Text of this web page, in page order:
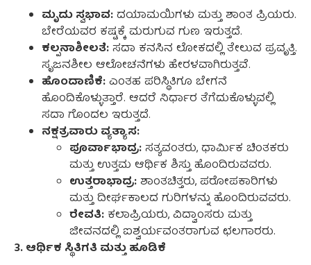
ಮೃದು ಸ್ವಭಾವ:ದಯಾಮಯಿಗಳು ಮತ್ತು ಶಾಂತ ಪ್ರಿಯರು.
ಬೇರೆಯವರ ಕಷ್ಟಕ್ಕೆ ಮರುಗುವ ಗುಣ ಇರುತ್ತದೆ.
ಕಲ್ಪನಾಶೀಲತೆ:ಸದಾ ಕನಸಿನ ಲೋಕದಲ್ಲಿ ತೇಲುವ ಪ್ರವೃತ್ತಿ.
ಸೃಜನಶೀಲ ಆಲೋಚನೆಗಳು ಹೇರಳವಾಗಿರುತ್ತವೆ.
ಹೊಂದಾಣಿಕೆ:ಎಂತಹ ಪರಿಸ್ಥಿತಿಗೂ ಬೇಗನೆ
ಹೊಂದಿಕೊಳ್ಳುತ್ತಾರೆ. ಆದರೆ ನಿರ್ಧಾರ ತೆಗೆದುಕೊಳ್ಳುವಲ್ಲಿ
ಸದಾ ಗೊಂದಲ ಇರುತ್ತದೆ.
ನಕ್ಷತ್ರವಾರು ವ್ಯತ್ಯಾಸ:
ಪೂರ್ವಾಭಾದ್ರ:ಸತ್ಯವಂತರು, ಧಾರ್ಮಿಕ ಚಿಂತಕರು
ಮತ್ತು ಉತ್ತಮ ಆರ್ಥಿಕ ಶಿಸ್ತು ಹೊಂದಿರುವವರು.
ಉತ್ತರಾಭಾದ್ರ:ಶಾಂತಚಿತ್ತರು, ಪರೋಪಕಾರಿಗಳು
ಮತ್ತು ದೀರ್ಘಕಾಲದ ಗುರಿಗಳನ್ನು ಹೊಂದಿರುವವರು.
ರೇವತಿ: ಕಲಾಪ್ರಿಯರು, ವಿದ್ವಾಂಸರು ಮತ್ತು
ಜೀವನದಲ್ಲಿ ಐಶ್ವರ್ಯವಂತರಾಗುವ ಛಲಗಾರರು.
3. ಆರ್ಥಿಕ ಸ್ಥಿತಿಗತಿ ಮತ್ತು ಹೂಡಿಕೆ